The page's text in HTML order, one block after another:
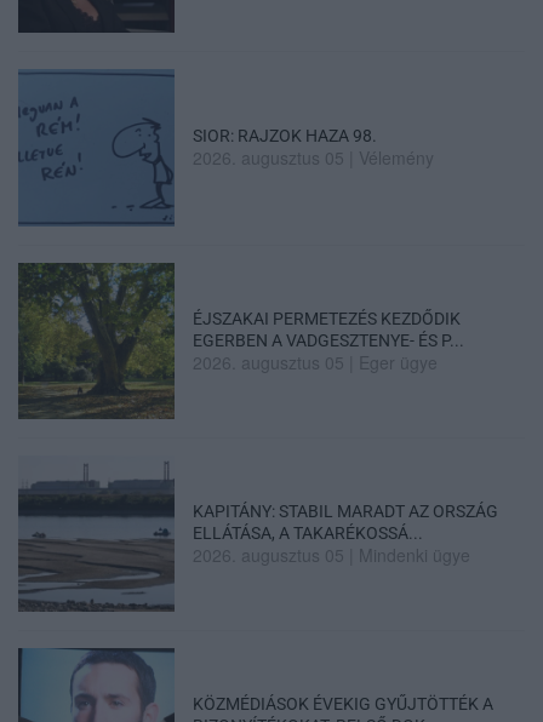
SIOR: RAJZOK HAZA 98.
2026. augusztus 05 Vélemény
ÉJSZAKAI PERMETEZÉS KEZDŐDIK
EGERBEN A VADGESZTENYE- ÉS P...
2026. augusztus 05 Eger ügye
KAPITÁNY: STABIL MARADT AZ ORSZÁG
ELLÁTÁSA, A TAKARÉKOSSÁ...
2026. augusztus 05 Mindenki ügye
KÖZMÉDIÁSOK ÉVEKIG GYŰJTÖTTÉK A